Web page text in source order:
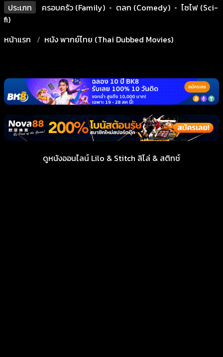
ประเภท
ครอบครัว (Family) • ตลก (Comedy) • ไซไฟ (Sci-
fi)
หน้าแรก
หนัง พากย์ไทย (Thai Dubbed Movies)
ดูหนังออนไลน์ Lilo & Stitch ลิโล่ & สติทช์